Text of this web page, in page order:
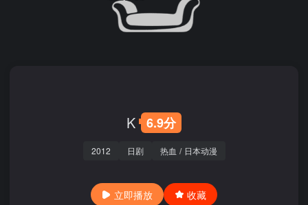
K 6.9分
2012 日剧 热血 / 日本动漫
立即播放 收藏